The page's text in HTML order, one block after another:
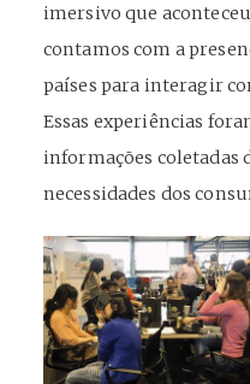
imersivo que
contamos com a
países para interagir
Essas experiências
informações coletadas
necessidades dos